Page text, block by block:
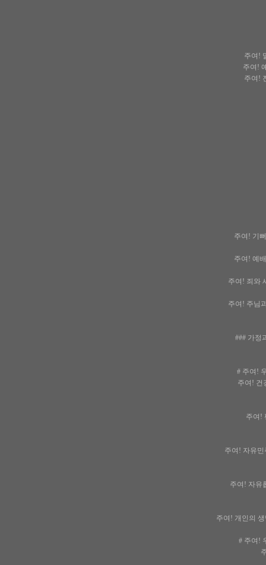
주여!
주여!
주여!
주여! 기뻐
주여! 예배
주여! 죄와
주여! 주님
### 가정
# 주여!
주여! 건
주여!
주여! 자유민
주여! 자유
주여! 개인의 생
# 주여!